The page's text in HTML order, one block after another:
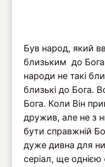
Був народ, який
близьким до
народи не такі
близькі до Бога.
Бога. Коли Він
дружив, але не з
бути справжній
дуже дивна для
серіал, ще однією